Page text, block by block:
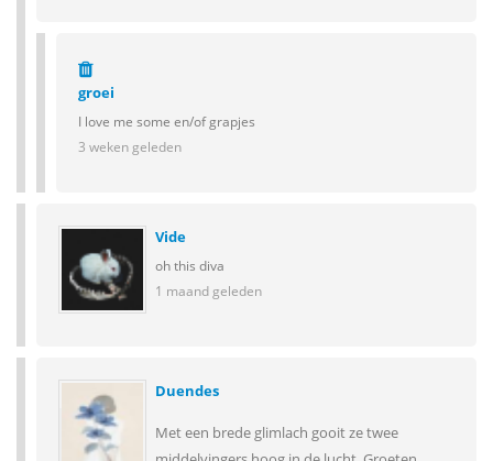
groei
I love me some en/of grapjes
3 weken geleden
Vide
oh this diva
1 maand geleden
Duendes
Met een brede glimlach gooit ze twee